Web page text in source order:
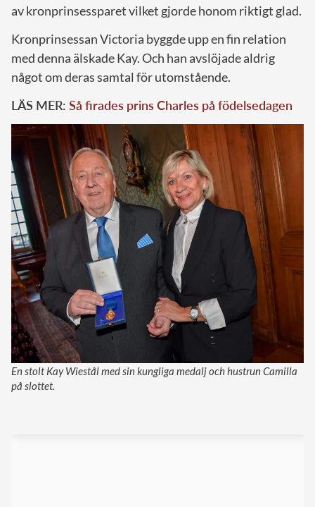
av kronprinsessparet vilket gjorde honom riktigt glad.
Kronprinsessan Victoria byggde upp en fin relation
med denna älskade Kay. Och han avslöjade aldrig
något om deras samtal för utomstående.
LÄS MER: Så firades prins Charles på födelsedagen
En stolt Kay Wiestål med sin kungliga medalj och hustrun Camilla
på slottet.